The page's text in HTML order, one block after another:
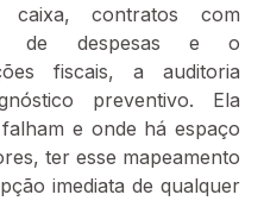
contratos com
de despesas e o
fiscais, a auditoria
preventivo. Ela
e onde há espaço
ter esse mapeamento
imediata de qualquer